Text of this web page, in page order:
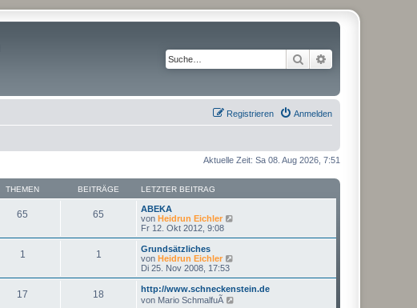
Suche
Anmelden
Registrieren
Aktuelle Zeit: Sa 08. Aug 2026, 7:51
THEMEN BEITRÄGE LETZTER BEITRAG
65 65
ABEKA
von Heidrun Eichler
u
B
Fr 12. Okt 2012, 9:08
1 1
Grundsätzliches
von Heidrun Eichler
u
e
Di 25. Nov 2008, 17:53
17 18
http://www.schneckenstein.de
von Mario SchmalfuÃ